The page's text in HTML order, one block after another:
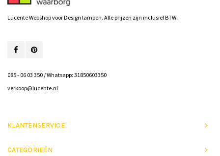
Lucente Webshop voor Design lampen. Alle prijzen zijn inclusief BTW.
085 - 06 03 350 / Whatsapp: 31850603350
verkoop@lucente.nl
KLANTENSERVICE
CATEGORIEËN